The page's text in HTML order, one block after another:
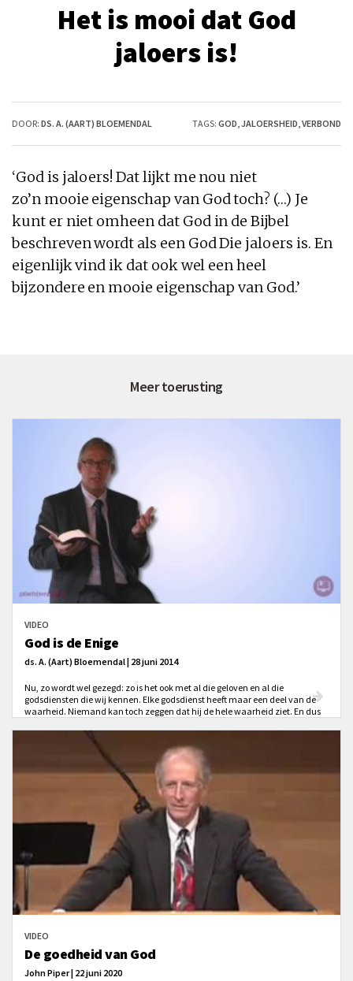
Het is mooi dat God
jaloers is!
DOOR: DS. A. (AART) BLOEMENDAL TAGS: GOD JALOERSHEID VERBOND
‘Godis jaloers!Datlijkt me nou niet
zo’n mooie eigenschap van Godtoch? (…) Je
kunt er niet omheen dat Godin de Bijbel
beschreven wordt als een GodDie jaloers is. En
eigenlijk vind ik datook wel een heel
bijzondere en mooie eigenschap van God.’
Meer toerusting
VIDEO
God is de Enige
ds. A. (Aart) Bloemendal | 28 juni 2014
Nu, zo wordt wel gezegd: zo is het ook met al die geloven en al die
godsdiensten die wij kennen. Elke godsdienst heeft maar een deel van de
waarheid. Niemand kan toch zeggen dat hij de hele waarheid ziet. En dus
VIDEO
De goedheid van God
John Piper | 22 juni 2020